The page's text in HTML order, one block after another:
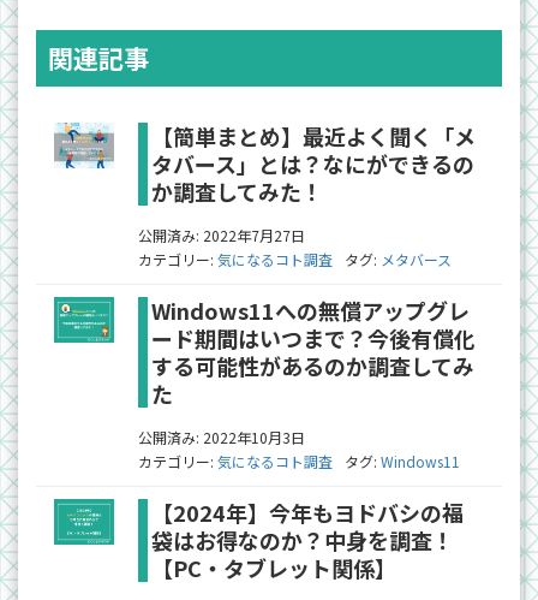
関連記事
【簡単まとめ】最近よく聞く「メ
タバース」とは？なにができるの
か調査してみた！
公開済み: 2022年7月27日
カテゴリー: 気になるコト調査 タグ: メタバース
Windows11への無償アップグレ
ード期間はいつまで？今後有償化
する可能性があるのか調査してみ
た
公開済み: 2022年10月3日
カテゴリー: 気になるコト調査 タグ: Windows11
【2024年】今年もヨドバシの福
袋はお得なのか？中身を調査！
【PC・タブレット関係】